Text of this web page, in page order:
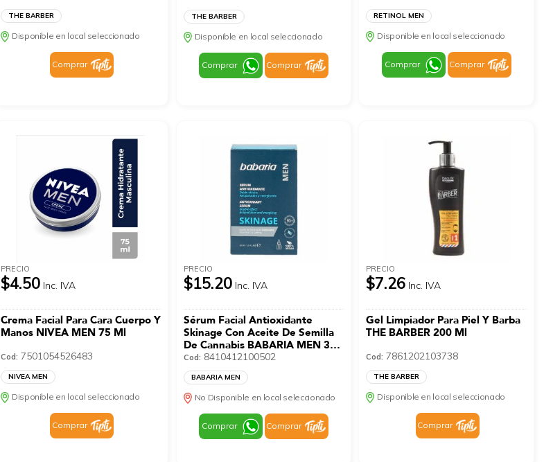
THE BARBER
Disponible en local seleccionado
Comprar
THE BARBER
Disponible en local seleccionado
Comprar Comprar
RETINOL MEN
Disponible en local seleccionado
Comprar Comprar
PRECIO
$4.50 Inc. IVA
Crema Facial Para Cara Cuerpo Y
Manos NIVEA MEN 75 Ml
Cod: 7501054526483
NIVEA MEN
Disponible en local seleccionado
Comprar
PRECIO
$15.20 Inc. IVA
Sérum Facial Antioxidante
Skinage Con Aceite De Semilla
De Cannabis BABARIA MEN 30
Ml
Cod: 8410412100502
BABARIA MEN
No Disponible en local seleccionado
Comprar Comprar
PRECIO
$7.26 Inc. IVA
Gel Limpiador Para Piel Y Barba
THE BARBER 200 Ml
Cod: 7861202103738
THE BARBER
Disponible en local seleccionado
Comprar